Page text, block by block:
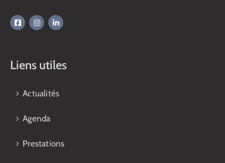
Liens utiles
Actualités
Agenda
Prestations